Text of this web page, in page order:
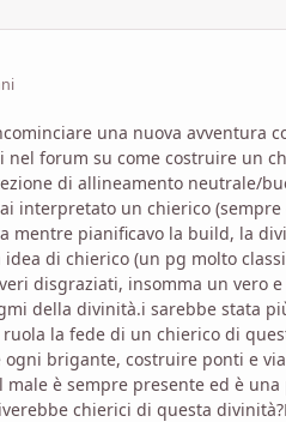
una nuova avventura
nel forum su come costruire un
di allineamento neutrale/
interpretato un chierico
mentre pianificavo la build, la
di chierico (un pg molto
disgraziati, insomma un vero
della divinità.i sarebbe stata
la fede di un chierico di
brigante, costruire ponti e
è sempre presente ed è
chierici di questa